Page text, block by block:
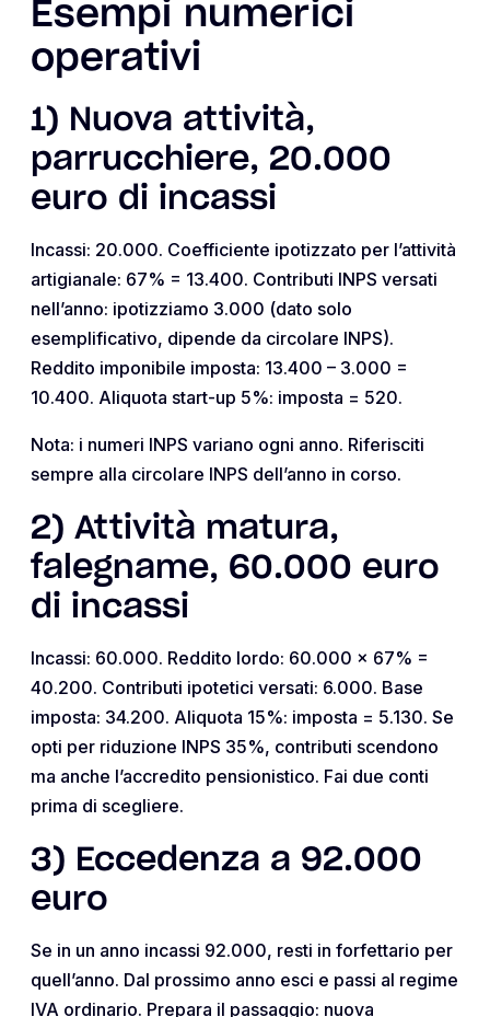
Esempi numerici
operativi
1) Nuova attività,
parrucchiere, 20.000
euro di incassi
Incassi: 20.000. Coefficiente ipotizzato per l’attività
artigianale: 67% = 13.400. Contributi INPS versati
nell’anno: ipotizziamo 3.000 (dato solo
esemplificativo, dipende da circolare INPS).
Reddito imponibile imposta: 13.400 – 3.000 =
10.400. Aliquota start-up 5%: imposta = 520.
Nota: i numeri INPS variano ogni anno. Riferisciti
sempre alla circolare INPS dell’anno in corso.
2) Attività matura,
falegname, 60.000 euro
di incassi
Incassi: 60.000. Reddito lordo: 60.000 x 67% =
40.200. Contributi ipotetici versati: 6.000. Base
imposta: 34.200. Aliquota 15%: imposta = 5.130. Se
opti per riduzione INPS 35%, contributi scendono
ma anche l’accredito pensionistico. Fai due conti
prima di scegliere.
3) Eccedenza a 92.000
euro
Se in un anno incassi 92.000, resti in forfettario per
quell’anno. Dal prossimo anno esci e passi al regime
IVA ordinario. Prepara il passaggio: nuova